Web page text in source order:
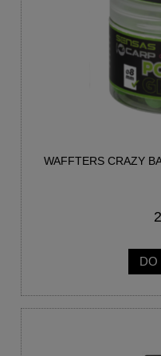
WAFFTERS CRAZY
DO